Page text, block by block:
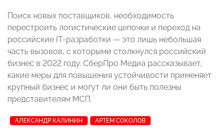
Поиск новых поставщиков, необходимость
перестроить логистические цепочки и переход на
российские IT-разработки — это лишь небольшая
часть вызовов, с которыми столкнулся российский
бизнес в 2022 году. СберПро Медиа рассказывает,
какие меры для повышения устойчивости применяет
крупный бизнес и могут ли они быть полезны
представителям МСП.
АЛЕКСАНДР КАЛИНИН АРТЕМ СОКОЛОВ